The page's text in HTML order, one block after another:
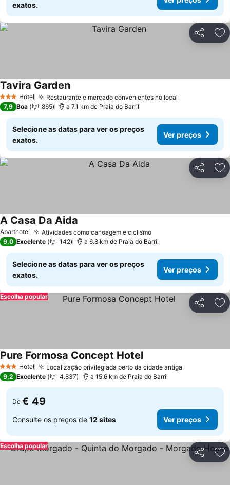
exatos.
Partilhar
3 EstrelasHotel Restaurante e mercado convenientes no local
Tavira Garden
7,9 Boa 865 a 7.1 km de Praia do Barril
Selecione as datas para ver os preços
exatos.
Ver preços
Partilhar
Aparthotel Atividades como canoagem e ciclismo
A Casa Da Aida
9,0 Excelente 142 a 6.8 km de Praia do Barril
Selecione as datas para ver os preços
exatos.
Ver preços
Partilhar
Escolha popular
3 EstrelasHotel Localização privilegiada perto da cidade antiga
Pure Formosa Concept Hotel
9,2 Excelente 4.837 a 15.6 km de Praia do Barril
De € 49
Consulte os preços de 12 sites Ver preços
Partilhar
Escolha popular